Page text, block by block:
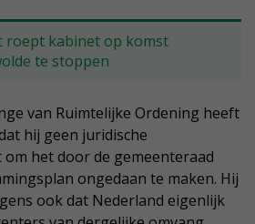
roept kabinet op komst
te stoppen
van Ruimtelijke Ordening heeft
hij geen juridische
het door de gemeenteraad
ongedaan te maken. Hij
ook dat Nederland eigenlijk